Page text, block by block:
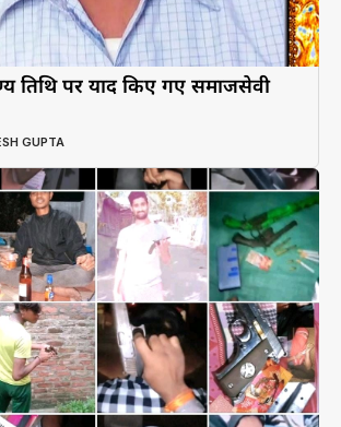
तिथि पर याद किए गए समाजसेवी
GUPTA